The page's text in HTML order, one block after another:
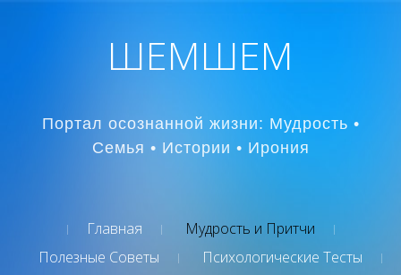
ШЕМШЕМ
Портал осознанной жизни: Мудрость •
Семья • Истории • Ирония
Главная
Мудрость и Притчи
Полезные Советы
Психологические Тесты